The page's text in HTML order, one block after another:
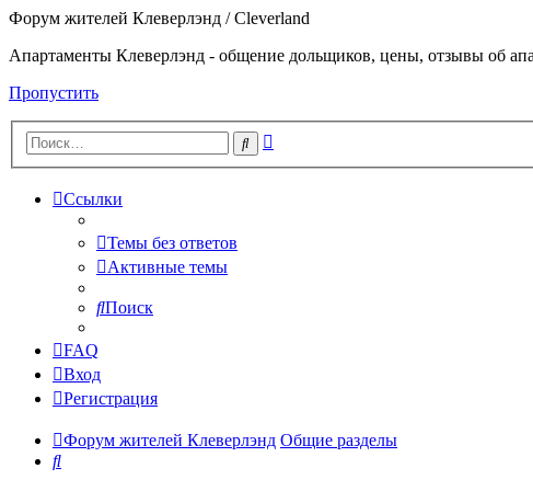
Форум жителей Клеверлэнд / Cleverland
Апартаменты Клеверлэнд - общение дольщиков, цены, отзывы об
Пропустить
Поиск
Ссылки
Темы без ответов
Активные темы
Поиск
FAQ
Вход
Регистрация
Форум жителей Клеверлэнд Общие разделы
Поиск